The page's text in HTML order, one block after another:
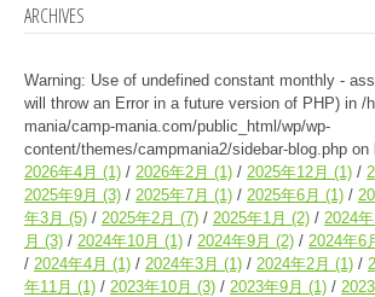
ARCHIVES
Warning: Use of undefined constant monthly -
will throw an Error in a future version of PHP) in /
mania/camp-mania.com/public_html/wp/wp-
content/themes/campmania2/sidebar-blog.php on
2026年4月 (1) 2026年2月 (1) 2025年12月 (1)
2025年9月 (3) 2025年7月 (1) 2025年6月 (1)
年3月 (5) 2025年2月 (7) 2025年1月 (2) 2024
月 (3) 2024年10月 (1) 2024年9月 (2) 2024年6
2024年4月 (1) 2024年3月 (1) 2024年2月 (1)
年11月 (1) 2023年10月 (3) 2023年9月 (1)